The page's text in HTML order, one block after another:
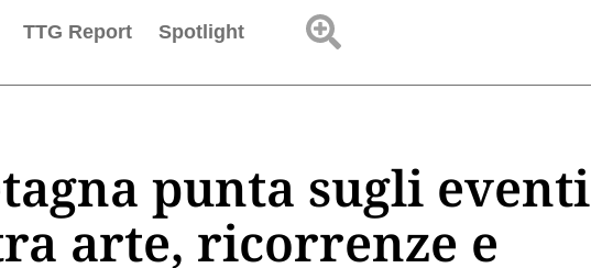
TTG Report Spotlight
punta sugli eventi
arte, ricorrenze e